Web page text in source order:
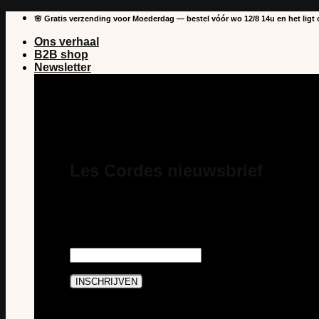
Overslaan
inhoud
🌸 Gratis verzending voor Moederdag — bestel vóór wo 12/8 14u en het ligt
Ons verhaal
B2B shop
Newsletter